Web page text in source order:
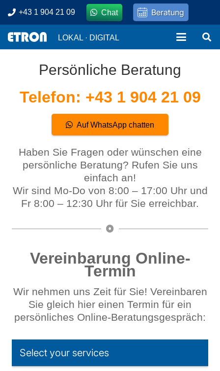
+43 1 904 21 09 Chat Beratung
LOKAL · DIGITAL
Persönliche Beratung
Telefon: +43 1 904 21 09
Auf WhatsApp chatten
Haben Sie Fragen oder wünschen eine
persönliche Beratung? Rufen Sie uns
einfach an!
Wir sind Mo-Do von 8:00 – 17:00 Uhr und
Fr 8:00 – 12:30 Uhr für Sie erreichbar.
Vereinbarung Online-
Termin
Wir nehmen uns Zeit für Sie! Vereinbaren
Sie gleich hier einen Termin für ein
persönliches Online-Beratungsgespräch: